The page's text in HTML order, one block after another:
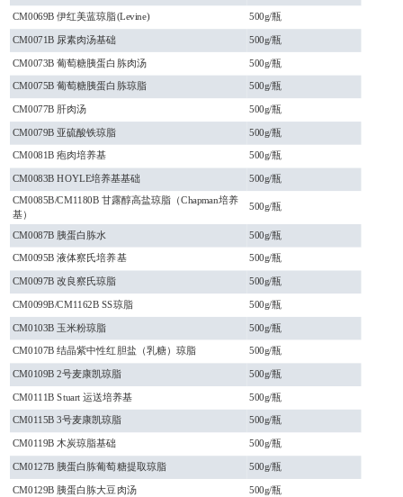
CM0069B 伊红美蓝琼脂(Levine)
500g/瓶
CM0071B 尿素肉汤基础
500g/瓶
CM0073B 葡萄糖胰蛋白胨肉汤 500g/瓶
CM0075B 葡萄糖胰蛋白胨琼脂
500g/瓶
CM0077B 肝肉汤
500g/瓶
CM0079B 亚硫酸铁琼脂 500g/瓶
CM0081B 疱肉培养基
500g/瓶
CM0083B HOYLE培养基基础
500g/瓶
CM0085B/CM1180B 甘露醇高盐琼脂（Chapman培养
基）
500g/瓶
CM0087B 胰蛋白胨水
500g/瓶
CM0095B 液体察氏培养基
500g/瓶
CM0097B 改良察氏琼脂 500g/瓶
CM0099B/CM1162B SS琼脂
500g/瓶
CM0103B 玉米粉琼脂
500g/瓶
CM0107B 结晶紫中性红胆盐（乳糖）琼脂 500g/瓶
CM0109B 2号麦康凯琼脂
500g/瓶
CM0111B Stuart 运送培养基
500g/瓶
CM0115B 3号麦康凯琼脂 500g/瓶
CM0119B 木炭琼脂基础
500g/瓶
CM0127B 胰蛋白胨葡萄糖提取琼脂
500g/瓶
CM0129B 胰蛋白胨大豆肉汤 500g/瓶